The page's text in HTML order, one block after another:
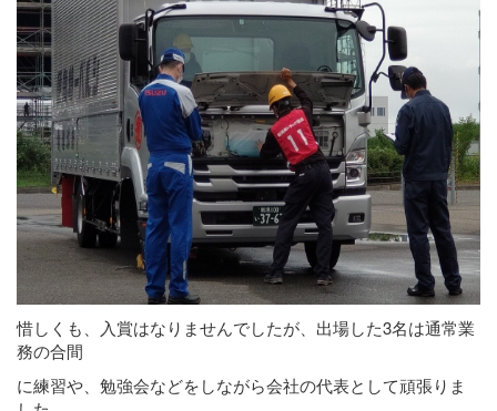
惜しくも、入賞はなりませんでしたが、出場した3名は通常業
務の合間
に練習や、勉強会などをしながら会社の代表として頑張りま